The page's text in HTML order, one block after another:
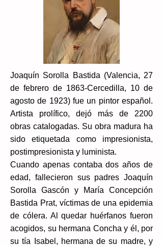
Joaquín Sorolla Bastida (Valencia, 27
de febrero de 1863-Cercedilla, 10 de
agosto de 1923) fue un pintor español.
Artista prolífico, dejó más de 2200
obras catalogadas. Su obra madura ha
sido etiquetada como impresionista,
postimpresionista y luminista.
Cuando apenas contaba dos años de
edad, fallecieron sus padres Joaquín
Sorolla Gascón y María Concepción
Bastida Prat,​ víctimas de una epidemia
de cólera. Al quedar huérfanos fueron
acogidos, su hermana Concha y él, por
su tía Isabel, hermana de su madre, y